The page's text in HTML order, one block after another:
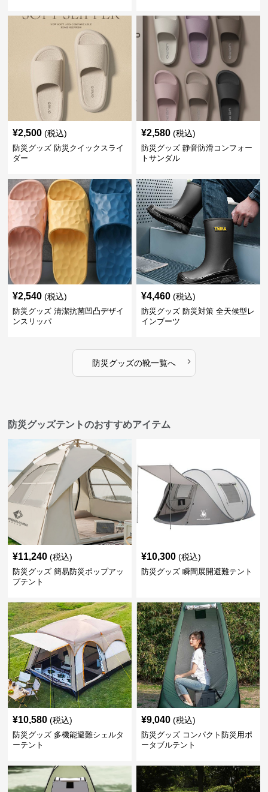
¥2,500 (税込)
防災グッズ 防災クイックスライ
ダー
¥2,580 (税込)
防災グッズ 静音防滑コンフォー
トサンダル
¥2,540 (税込)
防災グッズ 清潔抗菌凹凸デザイ
ンスリッパ
¥4,460 (税込)
防災グッズ 防災対策 全天候型レ
インブーツ
防災グッズの靴一覧へ ›
防災グッズテントのおすすめアイテム
¥11,240 (税込)
防災グッズ 簡易防災ポップアッ
プテント
¥10,300 (税込)
防災グッズ 瞬間展開避難テント
¥10,580 (税込)
防災グッズ 多機能避難シェルタ
ーテント
¥9,040 (税込)
防災グッズ コンパクト防災用ポ
ータブルテント